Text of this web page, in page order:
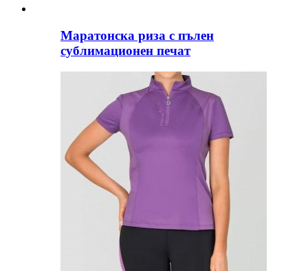
Маратонска риза с пълен
сублимационен печат